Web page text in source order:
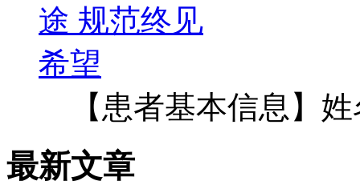
【患者基本信息】
最新文章